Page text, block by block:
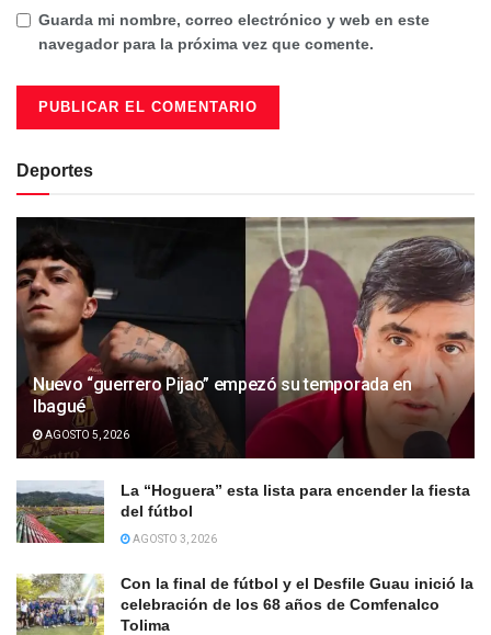
Guarda mi nombre, correo electrónico y web en este
navegador para la próxima vez que comente.
Deportes
Nuevo “guerrero Pijao” empezó su temporada en
Ibagué
AGOSTO 5, 2026
La “Hoguera” esta lista para encender la fiesta
del fútbol
AGOSTO 3, 2026
Con la final de fútbol y el Desfile Guau inició la
celebración de los 68 años de Comfenalco
Tolima